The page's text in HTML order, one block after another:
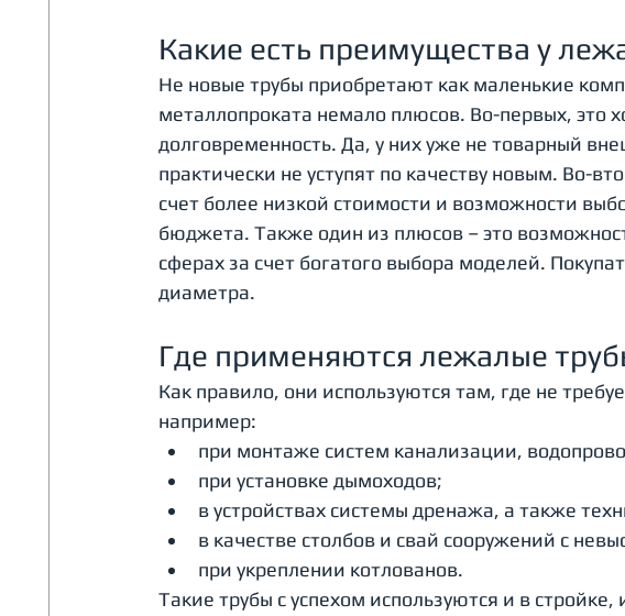
Какие есть преимущества у
Не новые трубы приобретают как маленькие
металлопроката немало плюсов. Во-первых, это
долговременность. Да, у них уже не товарный
практически не уступят по качеству новым. Во-
счет более низкой стоимости и возможности
бюджета. Также один из плюсов – это
сферах за счет богатого выбора моделей.
диаметра.
Где применяются лежалые
Как правило, они используются там, где не
например:
при монтаже систем канализации,
при установке дымоходов;
в устройствах системы дренажа, а также
в качестве столбов и свай сооружений с
при укреплении котлованов.
Такие трубы с успехом используются и в стройке,